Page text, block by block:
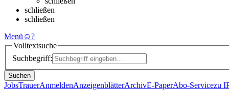
schließen
schließen
Menü ☺?
Volltextsuche
Suchbegriff:
Suchen
JobsTrauerAnmeldenAnzeigenblätterArchivE-PaperAbo-Servicezu